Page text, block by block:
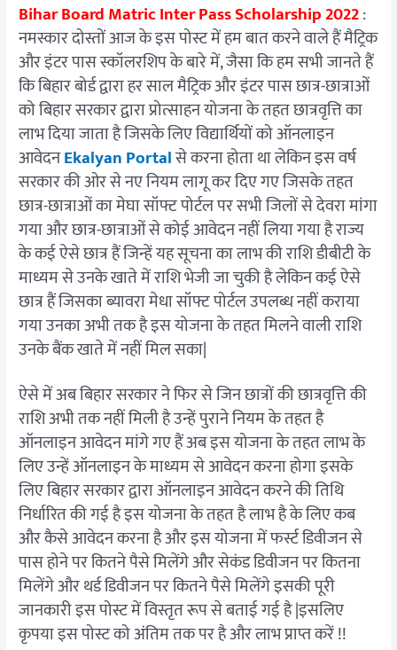
Bihar Board Matric Inter Pass Scholarship 2022:
नमस्कार दोस्तों आज के इस पोस्ट में हम बात करने वाले हैं मैट्रिक
और इंटर पास स्कॉलरशिप के बारे में, जैसा कि हम सभी जानते हैं
कि बिहार बोर्ड द्वारा हर साल मैट्रिक और इंटर पास छात्र-छात्राओं
को बिहार सरकार द्वारा प्रोत्साहन योजना के तहत छात्रवृत्ति का
लाभ दिया जाता है जिसके लिए विद्यार्थियों को ऑनलाइन
आवेदनEkalyan Portalसे करना होता था लेकिन इस वर्ष
सरकार की ओर से नए नियम लागू कर दिए गए जिसके तहत
छात्र-छात्राओं का मेघा सॉफ्ट पोर्टल पर सभी जिलों से देवरा मांगा
गया और छात्र-छात्राओं से कोई आवेदन नहीं लिया गया है राज्य
के कई ऐसे छात्र हैं जिन्हें यह सूचना का लाभ की राशि डीबीटी के
माध्यम से उनके खाते में राशि भेजी जा चुकी है लेकिन कई ऐसे
छात्र हैं जिसका ब्यावरा मेधा सॉफ्ट पोर्टल उपलब्ध नहीं कराया
गया उनका अभी तक है इस योजना के तहत मिलने वाली राशि
उनके बैंक खाते में नहीं मिल सका|
ऐसे में अब बिहार सरकार ने फिर से जिन छात्रों की छात्रवृत्ति की
राशि अभी तक नहीं मिली है उन्हें पुराने नियम के तहत है
ऑनलाइन आवेदन मांगे गए हैं अब इस योजना के तहत लाभ के
लिए उन्हें ऑनलाइन के माध्यम से आवेदन करना होगा इसके
लिए बिहार सरकार द्वारा ऑनलाइन आवेदन करने की तिथि
निर्धारित की गई है इस योजना के तहत है लाभ है के लिए कब
और कैसे आवेदन करना है और इस योजना में फर्स्ट डिवीजन से
पास होने पर कितने पैसे मिलेंगे और सेकंड डिवीजन पर कितना
मिलेंगे और थर्ड डिवीजन पर कितने पैसे मिलेंगे इसकी पूरी
जानकारी इस पोस्ट में विस्तृत रूप से बताई गई है |इसलिए
कृपया इस पोस्ट को अंतिम तक पर है और लाभ प्राप्त करें !!
करें